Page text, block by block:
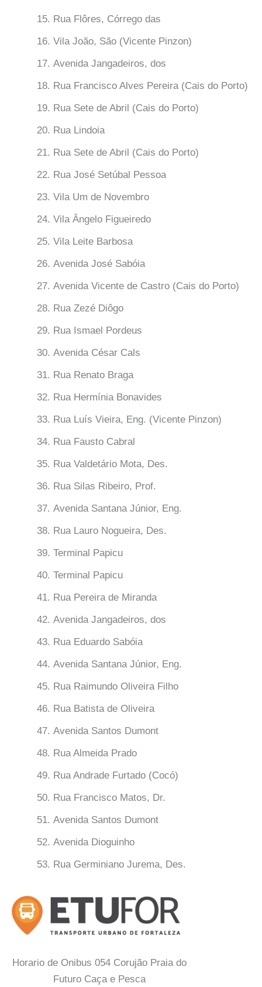
Rua Flôres, Córrego das
Vila João, São (Vicente Pinzon)
Avenida Jangadeiros, dos
Rua Francisco Alves Pereira (Cais do Porto)
Rua Sete de Abril (Cais do Porto)
Rua Lindoia
Rua Sete de Abril (Cais do Porto)
Rua José Setúbal Pessoa
Vila Um de Novembro
Vila Ângelo Figueiredo
Vila Leite Barbosa
Avenida José Sabóia
Avenida Vicente de Castro (Cais do Porto)
Rua Zezé Diôgo
Rua Ismael Pordeus
Avenida César Cals
Rua Renato Braga
Rua Hermínia Bonavides
Rua Luís Vieira, Eng. (Vicente Pinzon)
Rua Fausto Cabral
Rua Valdetário Mota, Des.
Rua Silas Ribeiro, Prof.
Avenida Santana Júnior, Eng.
Rua Lauro Nogueira, Des.
Terminal Papicu
Terminal Papicu
Rua Pereira de Miranda
Avenida Jangadeiros, dos
Rua Eduardo Sabóia
Avenida Santana Júnior, Eng.
Rua Raimundo Oliveira Filho
Rua Batista de Oliveira
Avenida Santos Dumont
Rua Almeida Prado
Rua Andrade Furtado (Cocó)
Rua Francisco Matos, Dr.
Avenida Santos Dumont
Avenida Dioguinho
Rua Germiniano Jurema, Des.
Horario de Onibus 054 Corujão Praia do
Futuro Caça e Pesca